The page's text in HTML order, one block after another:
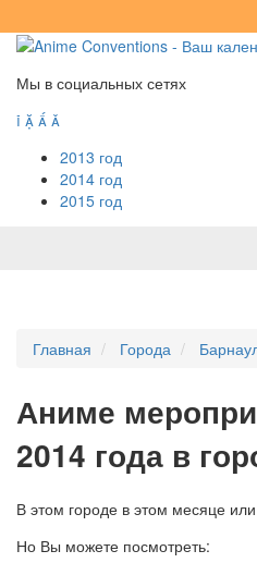
Мы в социальных сетях
   
2013 год
2014 год
2015 год
Главная Города
Аниме
2014 года в
В этом городе в этом месяце
Но Вы можете посмотреть: